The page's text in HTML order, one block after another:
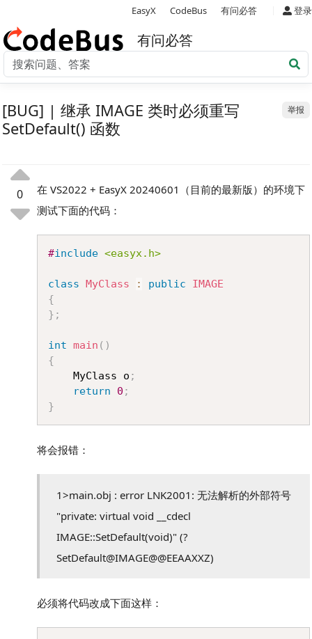
EasyX CodeBus 有问必答 登录
有问必答
举报
[BUG] | 继承 IMAGE 类时必须重写
SetDefault() 函数
0
在 VS2022 + EasyX 20240601（目前的最新版）的环境下
测试下面的代码：
#include <easyx.h>
class MyClass : public
IMAGE
{
} ;
int main ( )
{
	MyClass o
;
return
0 ;
}
将会报错：
1>main.obj : error LNK2001: 无法解析的外部符号
"private: virtual void __cdecl
IMAGE::SetDefault(void)" (?
SetDefault@IMAGE@@EEAAXXZ)
必须将代码改成下面这样：